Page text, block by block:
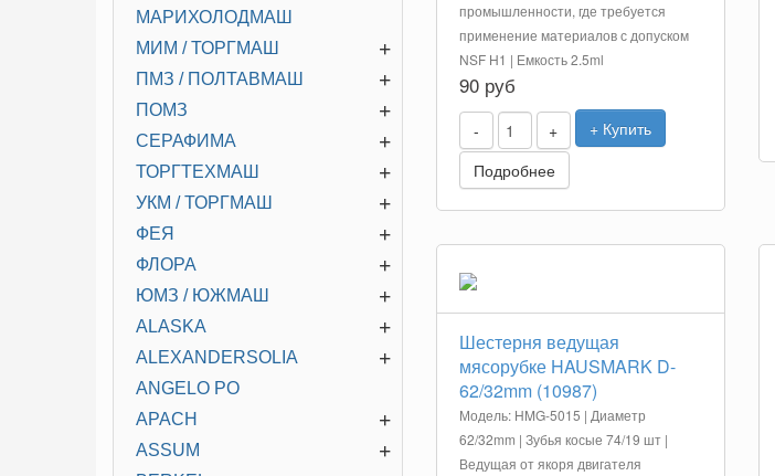
промышленности, где требуется
применение материалов с допуском
NSF H1 | Емкость 2.5ml
90 руб
- +
+ Купить
Подробнее
Шестерня ведущая
мясорубке HAUSMARK D-
62/32mm (10987)
Модель: HMG-5015 | Диаметр
62/32mm | Зубья косые 74/19 шт |
Ведущая от якоря двигателя
МАРИХОЛОДМАШ
+
МИМ / ТОРГМАШ
+
ПМЗ / ПОЛТАВМАШ
+
ПОМЗ
+
СЕРАФИМА
+
ТОРГТЕХМАШ
+
УКМ / ТОРГМАШ
+
ФЕЯ
+
ФЛОРА
+
ЮМЗ / ЮЖМАШ
+
ALASKA
+
ALEXANDERSOLIA
ANGELO PO
+
APACH
+
ASSUM